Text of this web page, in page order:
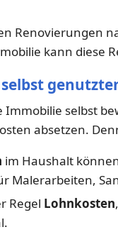
Renovierungen
kann diese
selbst
absetzen.
im Haushalt
Malerarbeiten,
Regel Lohnkosten